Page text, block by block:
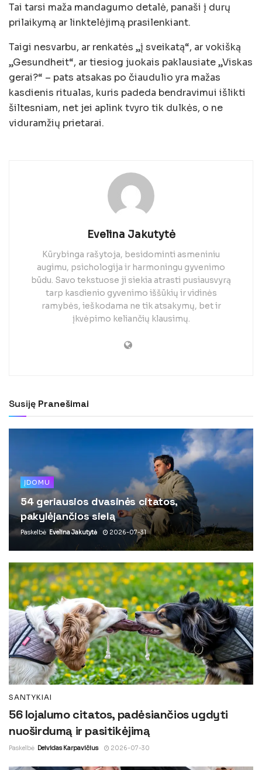
Tai tarsi maža mandagumo detalė, panaši į durų
prilaikymą ar linktelėjimą prasilenkiant.
Taigi nesvarbu, ar renkatės „į sveikatą“, ar vokišką
„Gesundheit“, ar tiesiog juokais paklausiate „Viskas
gerai?“ – pats atsakas po čiaudulio yra mažas
kasdienis ritualas, kuris padeda bendravimui išlikti
šiltesniam, net jei aplink tvyro tik dulkės, o ne
viduramžių prietarai.
Evelina Jakutytė
Kūrybinga rašytoja, besidominti asmeniniu
augimu, psichologija ir harmoningu gyvenimo
būdu. Savo tekstuose ji siekia atrasti pusiausvyrą
tarp kasdienio gyvenimo iššūkių ir vidinės
ramybės, ieškodama ne tik atsakymų, bet ir
įkvėpimo keliančių klausimų.
Susiję Pranešimai
ĮDOMU
54 geriausios dvasinės citatos,
pakylėjančios sielą
Paskelbė Evelina Jakutytė 2026-07-31
SANTYKIAI
56 lojalumo citatos, padėsiančios ugdyti
nuoširdumą ir pasitikėjimą
Paskelbė Deividas Karpavičius 2026-07-30